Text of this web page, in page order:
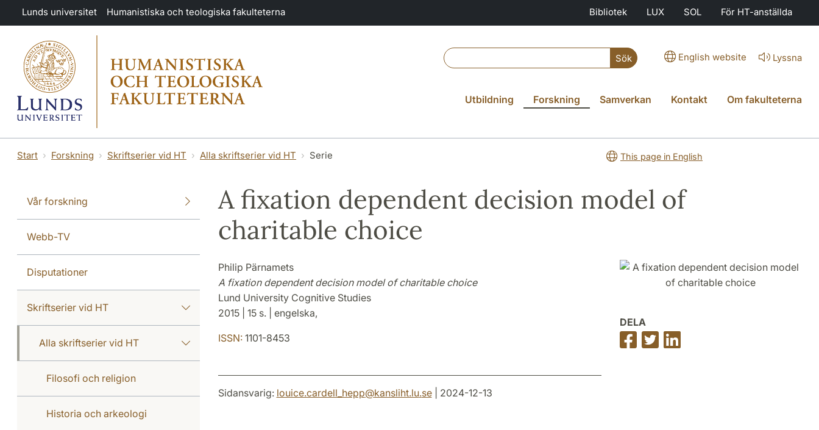
Hoppa till huvudinnehåll
Lunds universitet Humanistiska och teologiska fakulteterna Bibliotek LUX SOL För HT-anställda
Sök English website Lyssna
Utbildning Forskning Samverkan Kontakt Om fakulteterna
Start Forskning Skriftserier vid HT Alla skriftserier vid HT Serie This page in English
Vår forskning
Webb-TV
Disputationer
Skriftserier vid HT
Alla skriftserier vid HT
Filosofi och religion
Historia och arkeologi
A fixation dependent decision model of
charitable choice
Philip Pärnamets
A fixation dependent decision model of charitable choice
Lund University Cognitive Studies
2015 | 15 s. | engelska,
ISSN:1101-8453
DELA
Dela
på
Dela
på
på
Sidansvarig: louice.cardell_hepp@kansliht.lu.se| 2024-12-13